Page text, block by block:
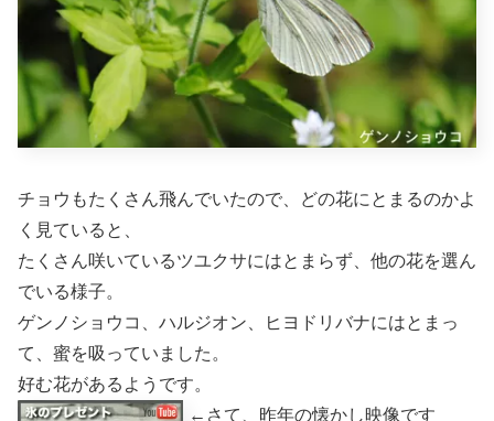
チョウもたくさん飛んでいたので、どの花にとまるのかよ
く見ていると、
たくさん咲いているツユクサにはとまらず、他の花を選ん
でいる様子。
ゲンノショウコ、ハルジオン、ヒヨドリバナにはとまっ
て、蜜を吸っていました。
好む花があるようです。
←さて、昨年の懐かし映像です